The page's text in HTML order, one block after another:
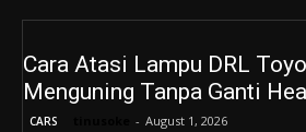
Cara Atasi Lampu DRL
Menguning Tanpa Ganti
CARS - August 1, 2026